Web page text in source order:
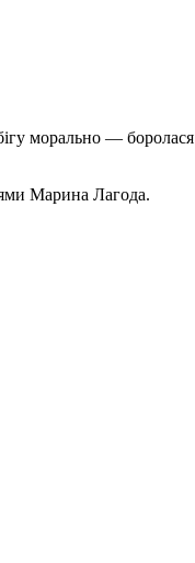
морально — боролася
Марина Лагода.